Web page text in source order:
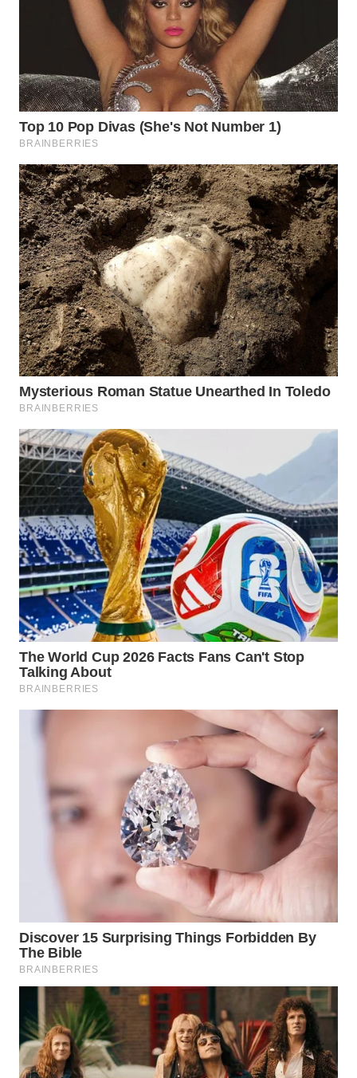
PRIANGAN
WN
SOLO
WN
BOROBUDUR
WN
MADURA
WN
SURABAYA
WN
NATUNA
WN
BINTAN
WN
MANDALIKA
WN
LIKUPANG
WN
LABUANBAJO
WN
BORNEO
WAHANA
NEWS
WAHANA
WAHANA
ADVOKAT
WAHANA
INFRASTRUKTUR
WAHANA
KONSUMEN